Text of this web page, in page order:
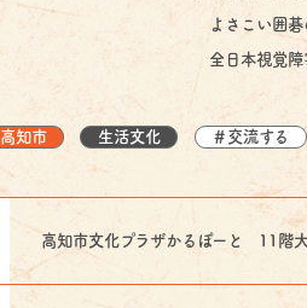
よさこい囲碁
全日本視覚障
高知市 生活文化 ＃交流する
高知市文化プラザかるぽーと 11階